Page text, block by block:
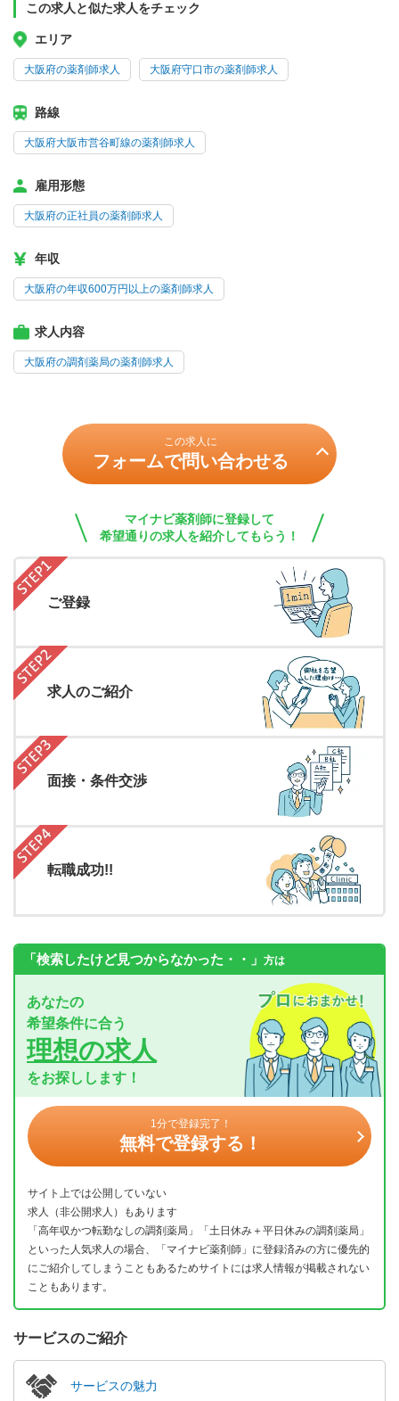
この求人と似た求人をチェック
エリア
大阪府の薬剤師求人 大阪府守口市の薬剤師求人
路線
大阪府大阪市営谷町線の薬剤師求人
雇用形態
大阪府の正社員の薬剤師求人
年収
大阪府の年収600万円以上の薬剤師求人
求人内容
大阪府の調剤薬局の薬剤師求人
この求人に
フォームで問い合わせる
マイナビ薬剤師に登録して
希望通りの求人を紹介してもらう！
ご登録
求人のご紹介
面接・条件交渉
転職成功!!
「検索したけど見つからなかった・・」 方は
あなたの
希望条件に合う
理想の求人
をお探しします！
1分で登録完了！
無料で登録する！
サイト上では公開していない
求人（非公開求人）もあります
「高年収かつ転勤なしの調剤薬局」「土日休み＋平日休みの調剤薬局」
といった人気求人の場合、「マイナビ薬剤師」に登録済みの方に優先的
にご紹介してしまうこともあるためサイトには求人情報が掲載されない
こともあります。
サービスのご紹介
サービスの魅力